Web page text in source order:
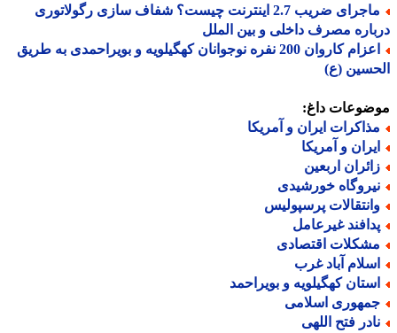
ماجرای ضریب 2.7 اینترنت چیست؟ شفاف سازی رگولاتوری
مصرف داخلی و بین الملل
اعزام کاروان 200 نفره نوجوانان کهگیلویه و بویراحمدی به طریق
(ع)
داغ:
ایران و آمریکا
و آمریکا
اربعین
خورشیدی
پرسپولیس
غیرعامل
اقتصادی
آباد غرب
کهگیلویه و بویراحمد
اسلامی
فتح اللهی